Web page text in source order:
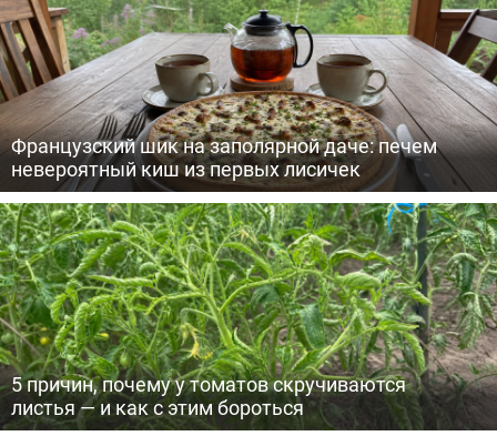
Французский шик на заполярной даче: печем
невероятный киш из первых лисичек
5 причин, почему у томатов скручиваются
листья — и как с этим бороться